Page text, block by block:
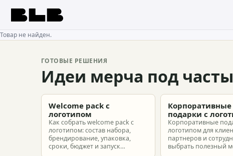
BLB
Товар не найден.
ГОТОВЫЕ РЕШЕНИЯ
Идеи мерча под
Welcome pack с
логотипом
Как собрать welcome pack с
логотипом: состав набора,
брендирование, упаковка,
сроки, бюджет и запуск
Корпоративные
подарки с
Корпоративные
логотипом для
партнеров и
выбрать полезный